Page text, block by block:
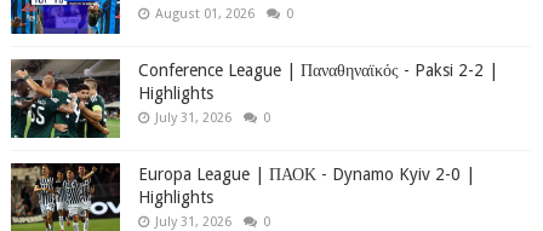
August 01, 2026 0
Conference League | Παναθηναϊκός - Paksi 2-2 |
Highlights
July 31, 2026 0
Europa League | ΠΑΟΚ - Dynamo Kyiv 2-0 |
Highlights
July 31, 2026 0